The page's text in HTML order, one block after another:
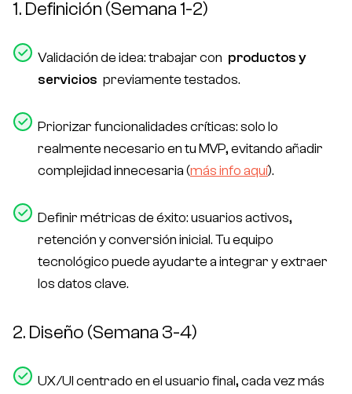
1. Definición (Semana 1-2)
Validación de idea: trabajar con productos y
servicios previamente testados.
Priorizar funcionalidades críticas: solo lo
realmente necesario en tu MVP, evitando añadir
complejidad innecesaria (más info aquí).
Definir métricas de éxito: usuarios activos,
retención y conversión inicial. Tu equipo
tecnológico puede ayudarte a integrar y extraer
los datos clave.
2. Diseño (Semana 3-4)
UX/UI centrado en el usuario final, cada vez más